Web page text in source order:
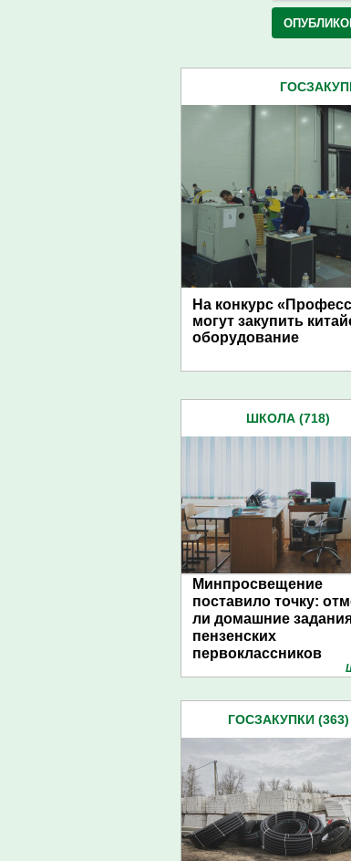
На конкурс
могут закупить
оборудование
ШКОЛА (718)
Минпросвещение
поставило точку:
ли домашние
пензенских
первоклассников
ГОСЗАКУПКИ (363)